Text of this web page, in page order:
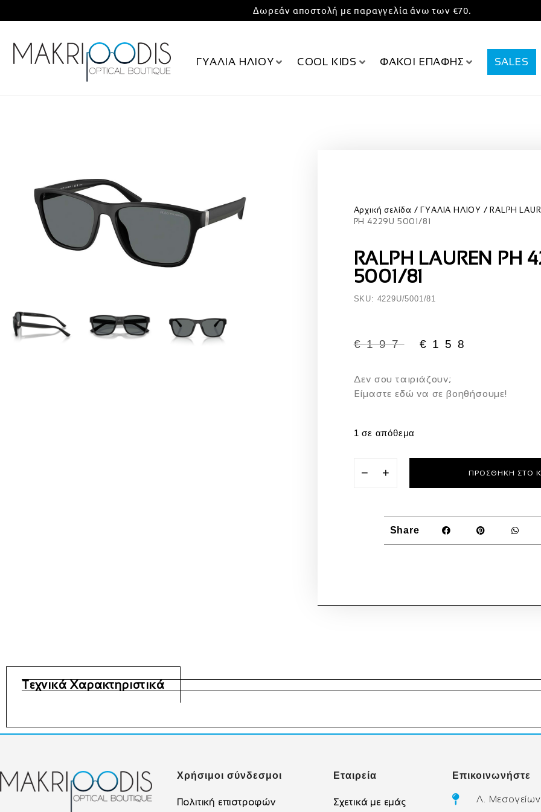
Δωρεάν αποστολή με παραγγελία άνω των €70.
ΓΥΑΛΙΑ ΗΛΙΟΥ COOL KIDS ΦΑΚΟΙ ΕΠΑΦΗΣ SALES
Αρχική σελίδα ΓΥΑΛΙΑ ΗΛΙΟΥ RALPH
PH 4229U 5001/81
RALPH LAUREN PH
5001/81
SKU: 4229U/5001/81
€197 € 158
Δεν σου ταιριάζουν;
Eίμαστε εδώ να σε βοηθήσουμε!
1 σε απόθεμα
− + ΠΡΟΣΘΉΚΗ ΣΤΟ
Share
Τεχνικά Χαρακτηριστικά
Χρήσιμοι σύνδεσμοι
Πολιτική επιστροφών
Εταιρεία
Σχετικά με εμάς
Επικοινωνήστε
Λ.